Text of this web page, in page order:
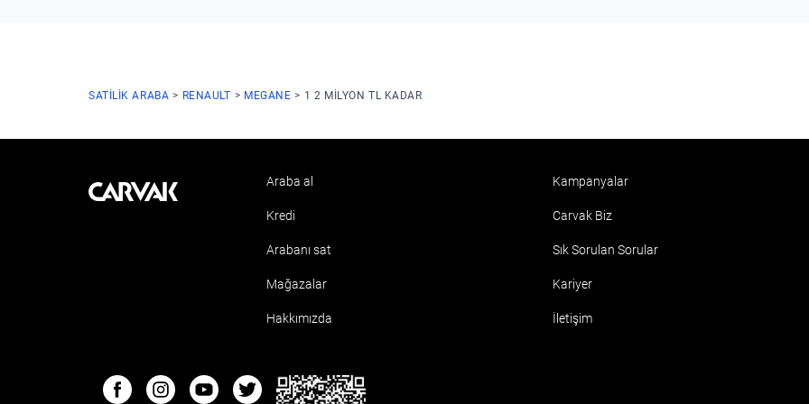
SATILIK ARABA RENAULT MEGANE 1 2 MILYON TL KADAR
Kavak Araba al
Kredi
Arabanı sat
Mağazalar
Hakkımızda
Kampanyalar
Carvak Biz
Sık Sorulan Sorular
Kariyer
İletişim
FacebookInstagramYoutubeTwitter
ETBIS